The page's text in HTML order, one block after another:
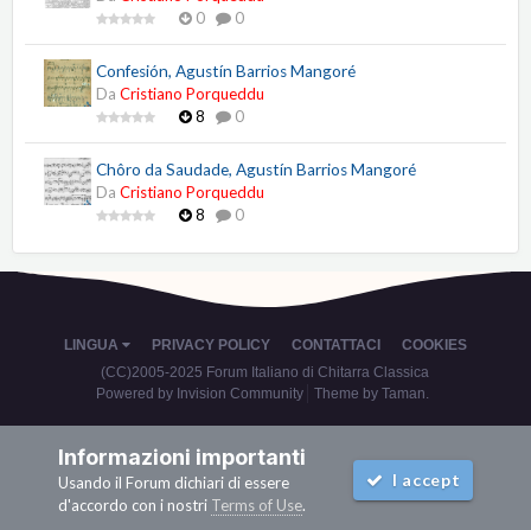
0
0
Confesión, Agustín Barrios Mangoré
Da Cristiano Porqueddu
8
0
Chôro da Saudade, Agustín Barrios Mangoré
Da Cristiano Porqueddu
8
0
LINGUA PRIVACY POLICY CONTATTACI
COOKIES
(CC)2005-2025 Forum Italiano di Chitarra Classica
Powered by Invision Community
Theme by Taman.
Informazioni importanti
Usando il Forum dichiari di essere
d'accordo con i nostri Terms of Use.
I accept